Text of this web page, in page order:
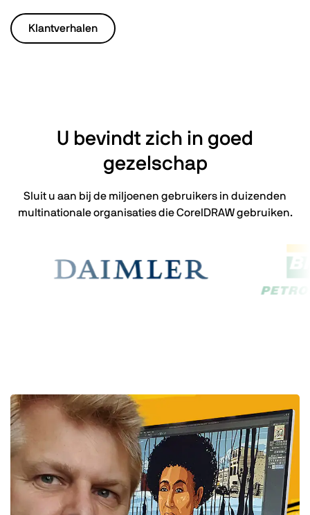
Klantverhalen
U bevindt zich in goed
gezelschap
Sluit u aan bij de miljoenen gebruikers in duizenden
multinationale organisaties die CorelDRAW gebruiken.